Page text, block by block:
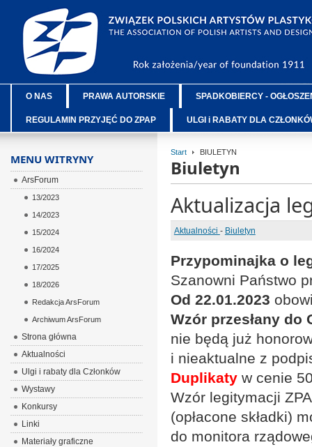
O NAS PRAWA AUTORSKIE SPADKOBIERCY -
REGULAMIN PRZYJĘĆ DO ZPAP ULGI i RABATY DLA
Start BIULETYN
Biuletyn
Aktualizacja
Aktualności - Biuletyn
Przypominajka o
Szanowni Państwo
Od 22.01.2023
Wzór przesłany do
nie będą już
i nieaktualne z
Duplikatyw cenie
Wzór legitymacji
(opłacone składki)
do monitora
MENU WITRYNY
ArsForum
13/2023
14/2023
15/2024
16/2024
17/2025
18/2026
Redakcja ArsForum
Archiwum ArsForum
Strona główna
Aktualności
Ulgi i rabaty dla Członków
Wystawy
Konkursy
Linki
Materiały graficzne